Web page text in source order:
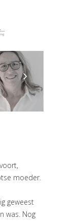
moeder.
geweest
was. Nog